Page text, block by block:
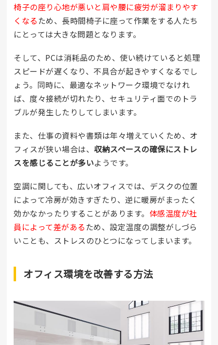
椅子の座り心地が悪いと肩や腰に疲労が溜まりやす
くなる ため、長時間椅子に座って作業をする人たち
にとっては大きな問題となります。
そして、PCは消耗品のため、使い続けていると処理
スピードが遅くなり、不具合が起きやすくなるでし
ょう。同時に、最適なネットワーク環境でなけれ
ば、度々接続が切れたり、セキュリティ面でのトラ
ブルが発生したりしてしまいます。
また、仕事の資料や書類は年々増えていくため、オ
フィスが狭い場合は、 収納スペースの確保にストレ
スを感じることが多いようです。
空調に関しても、広いオフィスでは、デスクの位置
によって冷房が効きすぎたり、逆に暖房がまったく
効かなかったりすることがあります。 体感温度が社
員によって差がある ため、設定温度の調整がしづら
いことも、ストレスのひとつになってしまいます。
オフィス環境を改善する方法